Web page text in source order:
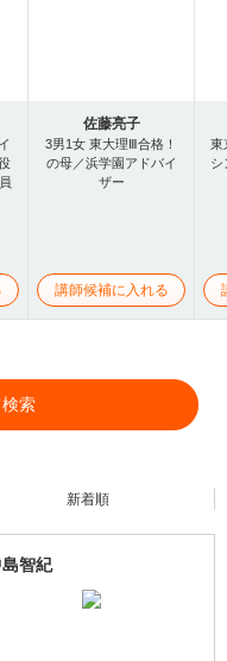
佐藤亮子
3男1女 東大理Ⅲ合格！
の母／浜学園アドバイ
ザー
講師候補に入れる
東
シ
索
新着順
智紀